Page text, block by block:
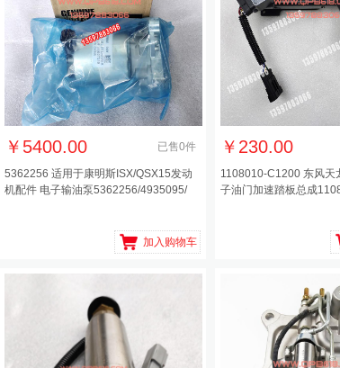
￥ 5400.00 已售0件
5362256 适用于康明斯ISX/QSX15发动
机配件 电子输油泵5362256/4935095/
加入购物车
￥ 230.00
1108010-C1200 东风天
子油门加速踏板总成